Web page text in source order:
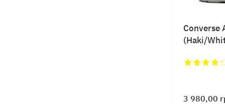
Converse
(Haki/
3 980,00